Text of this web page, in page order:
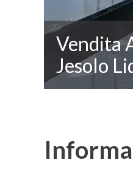
Vendita
Jesolo